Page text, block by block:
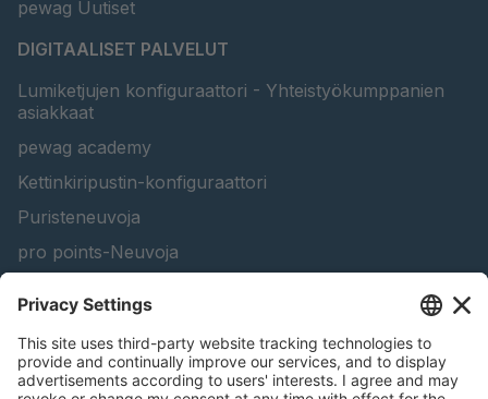
pewag Uutiset
DIGITAALISET PALVELUT
Lumiketjujen konfiguraattori - Yhteistyökumppanien
asiakkaat
pewag academy
Kettinkiripustin-konfiguraattori
Puristeneuvoja
pro points-Neuvoja
Nostopalkin konfiguraattori
Etsi metsätaloustuotteita
Katalogit